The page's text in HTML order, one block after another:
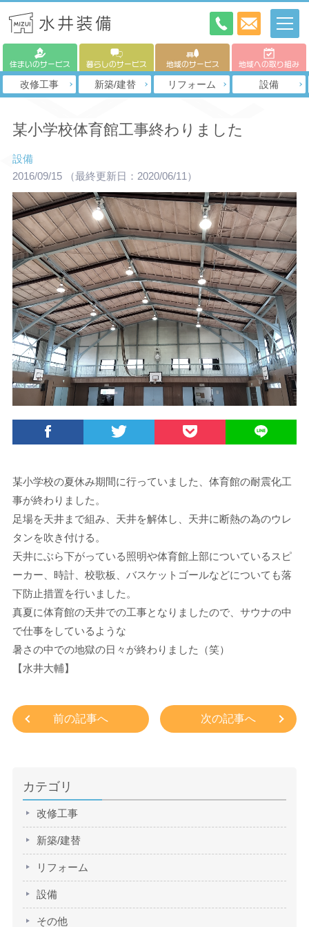
住まいのサービス 暮らしのサービス 地域のサービス 地域への取り組み
改修工事 新築/建替 リフォーム 設備
某小学校体育館工事終わりました
設備
2016/09/15
（最終更新日：2020/06/11）
某小学校の夏休み期間に行っていました、体育館の耐震化工
事が終わりました。
足場を天井まで組み、天井を解体し、天井に断熱の為のウレ
タンを吹き付ける。
天井にぶら下がっている照明や体育館上部についているスピ
ーカー、時計、校歌板、バスケットゴールなどについても落
下防止措置を行いました。
真夏に体育館の天井での工事となりましたので、サウナの中
で仕事をしているような
暑さの中での地獄の日々が終わりました（笑）
【水井大輔】
前の記事へ 次の記事へ
カテゴリ
改修工事
新築/建替
リフォーム
設備
その他